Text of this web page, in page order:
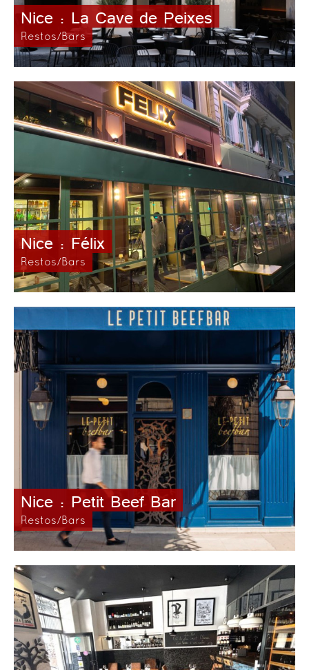
Nice : La Cave de Peixes
Restos/Bars
Nice : Félix
Restos/Bars
Nice : Petit Beef Bar
Restos/Bars